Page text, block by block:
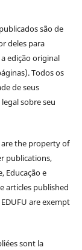
são de
deles para
edição original
Todos os
de seus
sobre seu
the property of
publications,
Educação e
articles published
are exempt
sont la